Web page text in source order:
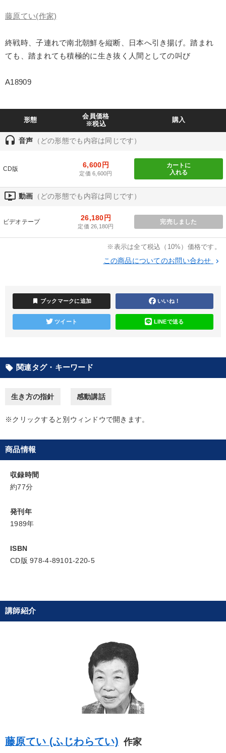
組織と人を動かすマネジメント力を磨く
業種
製造業
キーワード
聞き手・作間信司 生産性向上
ondemand_video 経営音声・動画を探す refresh 更新する
全国経営者セミナー収録物以外の経営教材（全762タイトル）からお探
井上和弘の財務力UP 【4月】音声・映像 営業・社員研修
タル版（音声／動画ストリーミング・ダウンロード）
数字・税務・決算書
2025年夏季全国経営者セミナー収録講演ＣＤ・講演ＤＶＤ・デジ
最新刊・戦略参謀ChatGPT実戦法と中小企業のDXと講話ご案内
《強い財務を実践する経営者》講話４選
目的別
組織を強化したい
新技術
インフレ対策・値上げ
※「更新」を押すと「カテゴリー」「目的別」「キーワード」を更新いただけます。
藤原てい(作家)
終戦時、子連れで南北朝鮮を縦断、日本へ引き揚げ。踏まれ
ても、踏まれても積極的に生き抜く人間としての叫び
A18909
形態
会員価格
※税込
購入
headset 音声 （どの形態でも内容は同じです）
CD版 6,600円
定価 6,600円
カートに
入れる
ondemand_video 動画 （どの形態でも内容は同じです）
ビデオテープ 26,180円
定価 26,180円
完売しました
※表示は全て税込（10%）価格です。
この商品についてのお問い合わせ keyboard_arrow_right
bookmark ブックマークに追加 いいね！
ツイート LINEで送る
local_offer 関連タグ・キーワード
生き方の指針 感動講話
※クリックすると別ウィンドウで開きます。
商品情報
収録時間
約77分
発刊年
1989年
ISBN
CD版 978-4-89101-220-5
講師紹介
藤原てい (ふじわらてい) 作家